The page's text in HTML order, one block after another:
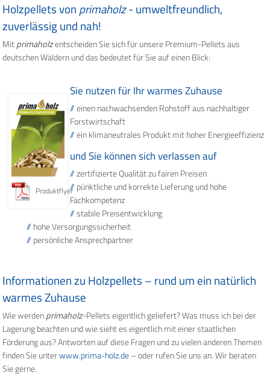
Holzpellets von primaholz- umweltfreundlich,
zuverlässig und nah!
Mitprimaholzentscheiden Sie sich für unsere Premium-Pellets aus
deutschen Wäldern und das bedeutet für Sie auf einen Blick:
Produktflyer
Sie nutzen für Ihr warmes Zuhause
einen nachwachsenden Rohstoff aus nachhaltiger
Forstwirtschaft
ein klimaneutrales Produkt mit hoher Energieeffizienz
und Sie können sich verlassen auf
zertifizierte Qualität zu fairen Preisen
pünktliche und korrekte Lieferung und hohe
Fachkompetenz
stabile Preisentwicklung
hohe Versorgungssicherheit
persönliche Ansprechpartner
Informationen zu Holzpellets – rund um ein natürlich
warmes Zuhause
Wie werdenprimaholz-Pellets eigentlich geliefert? Was muss ich bei der
Lagerung beachten und wie sieht es eigentlich mit einer staatlichen
Förderung aus? Antworten auf diese Fragen und zu vielen anderen Themen
finden Sie unterwww.prima-holz.de– oder rufen Sie uns an. Wir beraten
Sie gerne.